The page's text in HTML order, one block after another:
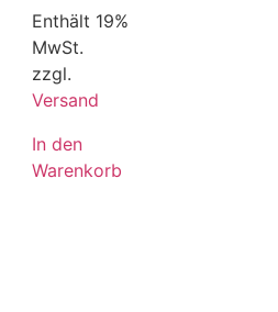
Enthält 19%
MwSt.
zzgl.
Versand
In den
Warenkorb